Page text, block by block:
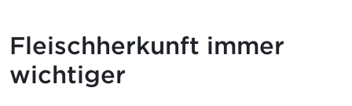
Fleischherkunft immer
wichtiger